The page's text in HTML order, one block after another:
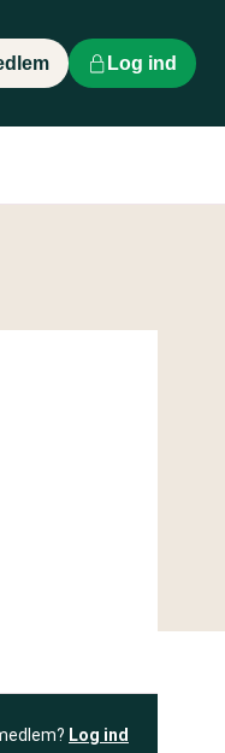
Log ind
Log ind